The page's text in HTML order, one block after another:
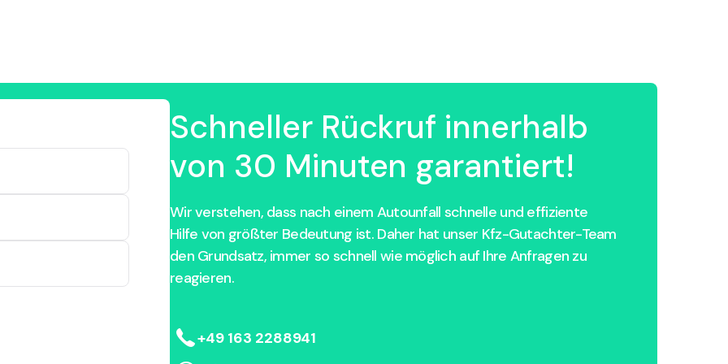
Schneller Rückruf innerhalb
von 30 Minuten garantiert!
Wir verstehen, dass nach einem Autounfall schnelle und effiziente
Hilfe von größter Bedeutung ist. Daher hat unser Kfz-Gutachter-Team
den Grundsatz, immer so schnell wie möglich auf Ihre Anfragen zu
reagieren.
+49 163 2288941